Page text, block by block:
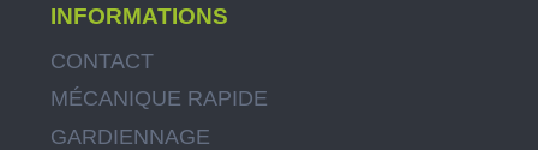
INFORMATIONS
CONTACT
MÉCANIQUE RAPIDE
GARDIENNAGE